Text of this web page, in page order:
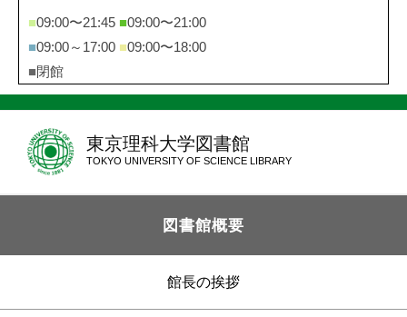
■09:00〜21:45 ■09:00〜21:00
■09:00～17:00 ■09:00〜18:00
■閉館
東京理科大学図書館
TOKYO UNIVERSITY OF SCIENCE LIBRARY
図書館概要
館長の挨拶